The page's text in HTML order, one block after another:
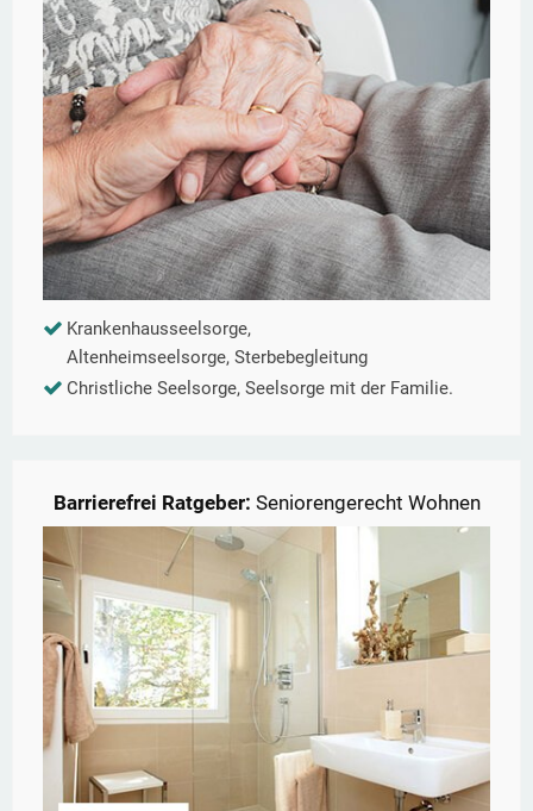
Krankenhausseelsorge,
Altenheimseelsorge, Sterbebegleitung
Christliche Seelsorge, Seelsorge mit der Familie.
Barrierefrei Ratgeber: Seniorengerecht Wohnen